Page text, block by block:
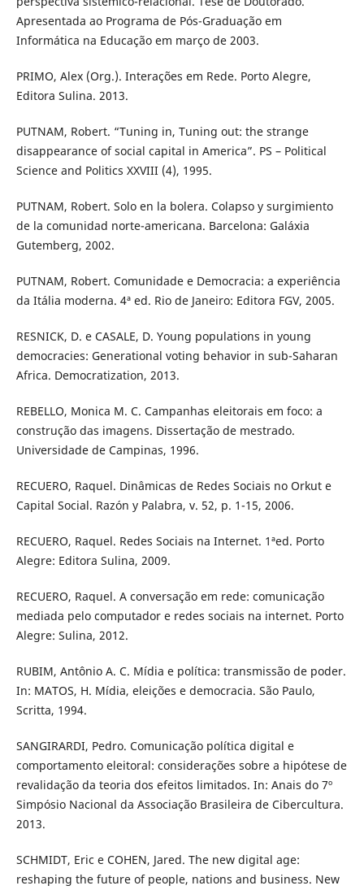
Apresentada ao Programa de Pós-Graduação em
Informática na Educação em março de 2003.
PRIMO, Alex (Org.). Interações em Rede. Porto Alegre,
Editora Sulina. 2013.
PUTNAM, Robert. “Tuning in, Tuning out: the strange
disappearance of social capital in America”. PS – Political
Science and Politics XXVIII (4), 1995.
PUTNAM, Robert. Solo en la bolera. Colapso y surgimiento
de la comunidad norte-americana. Barcelona: Galáxia
Gutemberg, 2002.
PUTNAM, Robert. Comunidade e Democracia: a experiência
da Itália moderna. 4ª ed. Rio de Janeiro: Editora FGV, 2005.
RESNICK, D. e CASALE, D. Young populations in young
democracies: Generational voting behavior in sub-Saharan
Africa. Democratization, 2013.
REBELLO, Monica M. C. Campanhas eleitorais em foco: a
construção das imagens. Dissertação de mestrado.
Universidade de Campinas, 1996.
RECUERO, Raquel. Dinâmicas de Redes Sociais no Orkut e
Capital Social. Razón y Palabra, v. 52, p. 1-15, 2006.
RECUERO, Raquel. Redes Sociais na Internet. 1ªed. Porto
Alegre: Editora Sulina, 2009.
RECUERO, Raquel. A conversação em rede: comunicação
mediada pelo computador e redes sociais na internet. Porto
Alegre: Sulina, 2012.
RUBIM, Antônio A. C. Mídia e política: transmissão de poder.
In: MATOS, H. Mídia, eleições e democracia. São Paulo,
Scritta, 1994.
SANGIRARDI, Pedro. Comunicação política digital e
comportamento eleitoral: considerações sobre a hipótese de
revalidação da teoria dos efeitos limitados. In: Anais do 7º
Simpósio Nacional da Associação Brasileira de Cibercultura.
2013.
SCHMIDT, Eric e COHEN, Jared. The new digital age:
reshaping the future of people, nations and business. New